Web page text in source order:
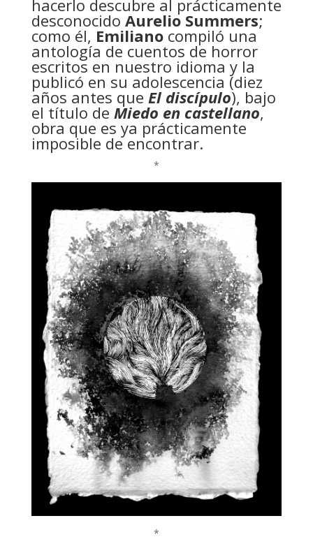
hacerlo descubre al prácticamente
desconocido Aurelio Summers;
como él, Emilianocompiló una
antología de cuentos de horror
escritos en nuestro idioma y la
publicó en su adolescencia (diez
años antes que El discípulo), bajo
el título de Miedo en castellano,
obra que es ya prácticamente
imposible de encontrar.
*
*